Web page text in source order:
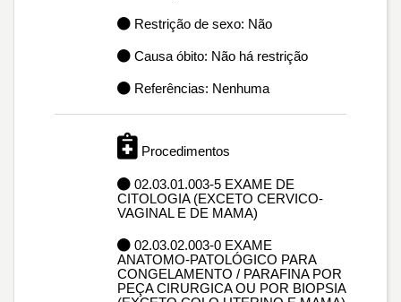
Restrição de sexo: Não
Causa óbito: Não há restrição
Referências: Nenhuma
Procedimentos
02.03.01.003-5 EXAME DE
CITOLOGIA (EXCETO CERVICO-
VAGINAL E DE MAMA)
02.03.02.003-0 EXAME
ANATOMO-PATOLÓGICO PARA
CONGELAMENTO / PARAFINA POR
PEÇA CIRURGICA OU POR BIOPSIA